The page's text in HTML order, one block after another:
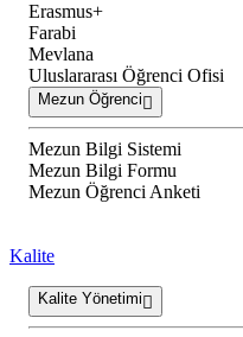
Erasmus+
Farabi
Mevlana
Uluslararası Öğrenci Ofisi
Mezun Öğrenci
Mezun Bilgi Sistemi
Mezun Bilgi Formu
Mezun Öğrenci Anketi
Kalite
Kalite Yönetimi